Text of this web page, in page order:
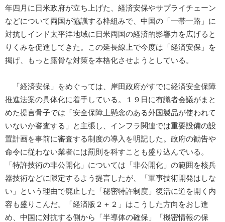
年四月に日米政府が立ち上げた、経済安保やサプライチェーン
などについて両国が協議する枠組みで、中国の「一帯一路」に
対抗しインド太平洋地域に日米両国の経済的影響力を広げると
りくみを促進してきた。この延長線上で今度は「経済安保」を
掲げ、もっと露骨な対策を本格化させようとしている。
「経済安保」をめぐっては、岸田政府がすでに経済安全保障
推進法案の具体化に着手している。１９日に有識者会議がまと
めた提言骨子では「安全保障上懸念のある外国製品が使われて
いないか審査する」と主張し、インフラ関連では重要設備の設
置計画を事前に審査する制度の導入を明記した。政府の勧告や
命令に従わない業者には罰則を科すことも盛り込んでいる。
「特許技術の非公開化」については「非公開化」の範囲を核兵
器技術などに限定するよう提言したが、「軍事技術開発はしな
い」という理由で廃止した「秘密特許制度」復活に道を開く内
容も盛りこんだ。「経済版２＋２」はこうした方向をおし進
め、中国に対抗する側から「半導体の確保」「機密情報の保